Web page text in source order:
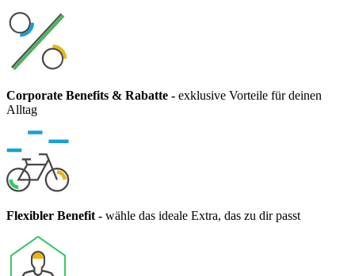
Corporate Benefits & Rabatte - exklusive Vorteile für deinen
Alltag
Flexibler Benefit- wähle das ideale Extra, das zu dir passt